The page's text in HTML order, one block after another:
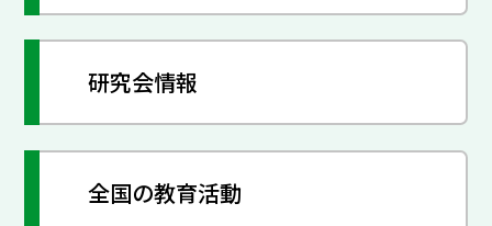
研究会情報
全国の教育活動